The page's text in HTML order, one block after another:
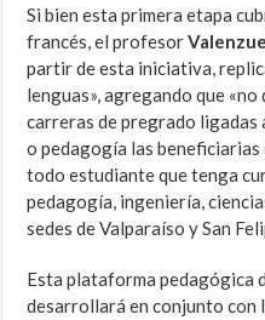
Si bien esta primera etapa
francés, el profesor
partir de esta iniciativa,
lenguas», agregando que
carreras de pregrado
o pedagogía las
todo estudiante que tenga
pedagogía, ingeniería,
sedes de Valparaíso y San
Esta plataforma pedagógica
desarrollará en conjunto con